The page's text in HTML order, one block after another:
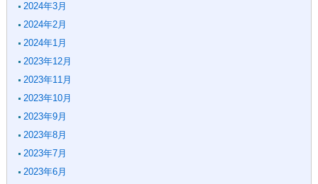
2024年3月
2024年2月
2024年1月
2023年12月
2023年11月
2023年10月
2023年9月
2023年8月
2023年7月
2023年6月